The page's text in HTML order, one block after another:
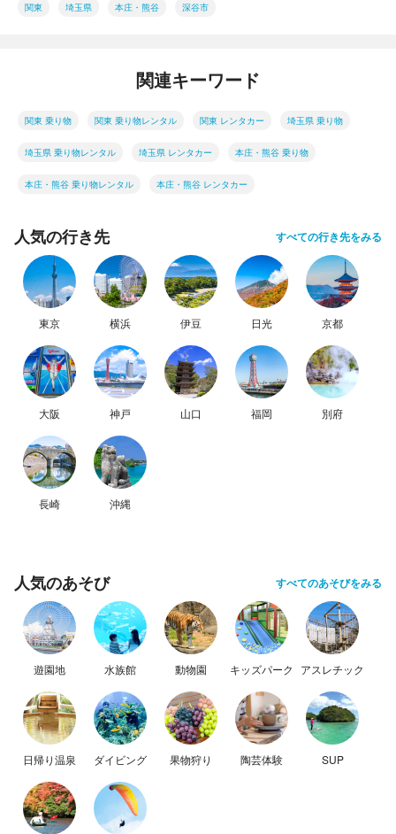
関東 埼玉県 本庄・熊谷 深谷市
関連キーワード
関東 乗り物 関東 乗り物レンタル 関東 レンタカー 埼玉県 乗り物
埼玉県 乗り物レンタル 埼玉県 レンタカー 本庄・熊谷 乗り物
本庄・熊谷 乗り物レンタル 本庄・熊谷 レンタカー
人気の行き先 すべての行き先をみる
東京 横浜 伊豆 日光 京都
大阪 神戸 山口 福岡 別府
長崎 沖縄
人気のあそび すべてのあそびをみる
遊園地 水族館 動物園 キッズパーク アスレチック
日帰り温泉 ダイビング 果物狩り 陶芸体験 SUP